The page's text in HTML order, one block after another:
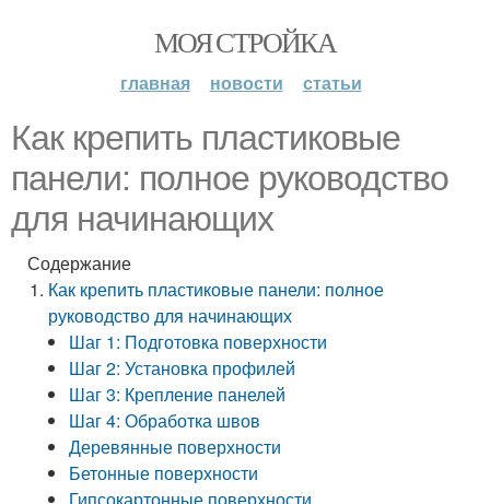
МОЯ СТРОЙКА
главная новости статьи
Как крепить пластиковые
панели: полное руководство
для начинающих
Содержание
Как крепить пластиковые панели: полное
руководство для начинающих
Шаг 1: Подготовка поверхности
Шаг 2: Установка профилей
Шаг 3: Крепление панелей
Шаг 4: Обработка швов
Деревянные поверхности
Бетонные поверхности